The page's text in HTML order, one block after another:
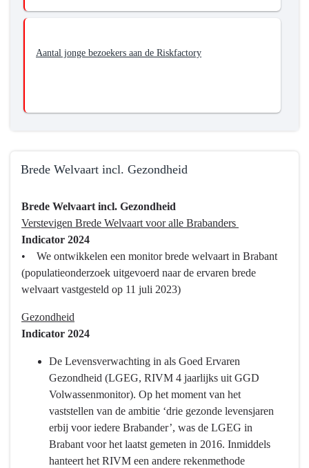
Aantal jonge bezoekers aan de Riskfactory
Brede Welvaart incl. Gezondheid
naar
navigatie
Programma
Bestuur
veiligheid
Brede Welvaart incl. Gezondheid
Verstevigen Brede Welvaart voor alle Brabanders
Indicator 2024
• We ontwikkelen een monitor brede welvaart in Brabant
(populatieonderzoek uitgevoerd naar de ervaren brede
welvaart vastgesteld op 11 juli 2023)
Gezondheid
Indicator 2024
De Levensverwachting in als Goed Ervaren
Gezondheid (LGEG, RIVM 4 jaarlijks uit GGD
Volwassenmonitor). Op het moment van het
vaststellen van de ambitie ‘drie gezonde levensjaren
erbij voor iedere Brabander’, was de LGEG in
Brabant voor het laatst gemeten in 2016. Inmiddels
hanteert het RIVM een andere rekenmethode